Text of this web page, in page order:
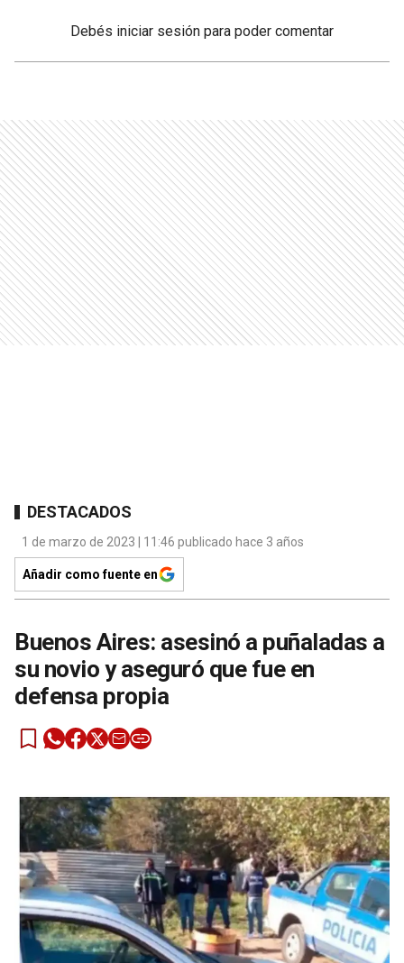
Debés iniciar sesión para poder comentar
DESTACADOS
1 de marzo de 2023 | 11:46 publicado hace 3 años
Añadir como fuente en
Buenos Aires: asesinó a puñaladas a
su novio y aseguró que fue en
defensa propia